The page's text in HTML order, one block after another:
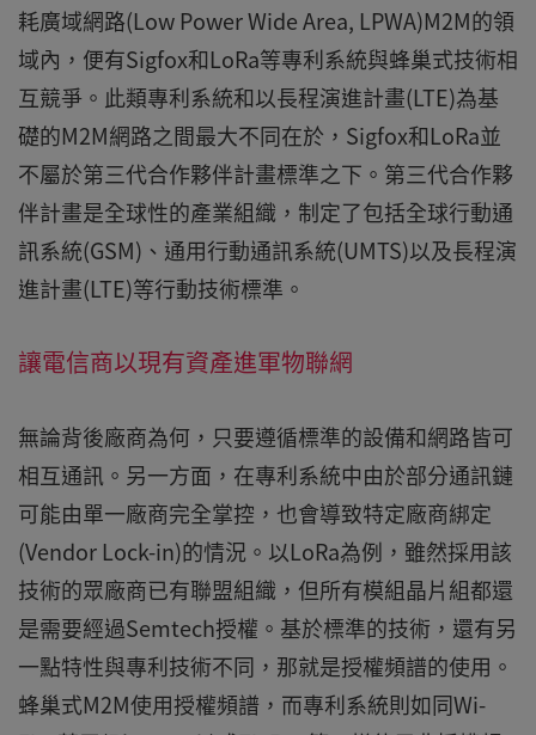
耗廣域網路(Low Power Wide Area, LPWA)M2M的領
域內，便有Sigfox和LoRa等專利系統與蜂巢式技術相
互競爭。此類專利系統和以長程演進計畫(LTE)為基
礎的M2M網路之間最大不同在於，Sigfox和LoRa並
不屬於第三代合作夥伴計畫標準之下。第三代合作夥
伴計畫是全球性的產業組織，制定了包括全球行動通
訊系統(GSM)、通用行動通訊系統(UMTS)以及長程演
進計畫(LTE)等行動技術標準。
讓電信商以現有資產進軍物聯網
無論背後廠商為何，只要遵循標準的設備和網路皆可
相互通訊。另一方面，在專利系統中由於部分通訊鏈
可能由單一廠商完全掌控，也會導致特定廠商綁定
(Vendor Lock-in)的情況。以LoRa為例，雖然採用該
技術的眾廠商已有聯盟組織，但所有模組晶片組都還
是需要經過Semtech授權。基於標準的技術，還有另
一點特性與專利技術不同，那就是授權頻譜的使用。
蜂巢式M2M使用授權頻譜，而專利系統則如同Wi-